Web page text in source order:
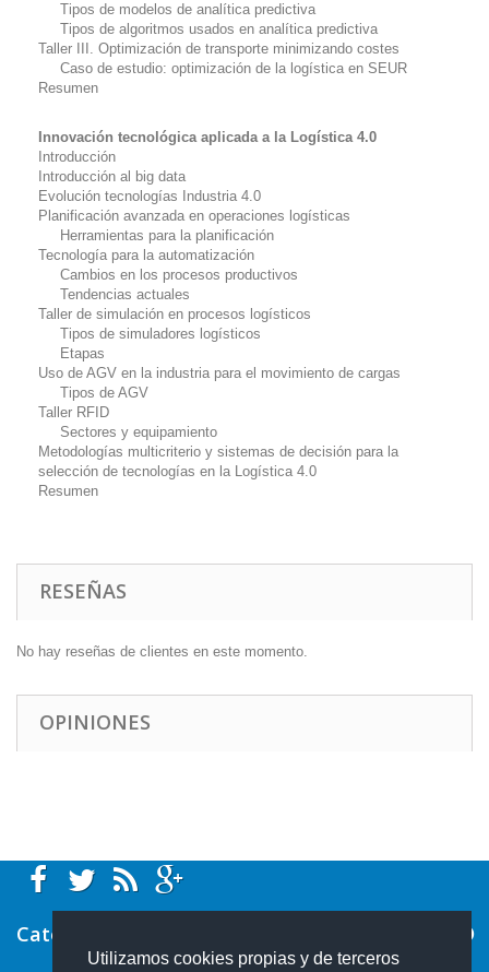
Utilizamos cookies propias y de terceros
Tipos de modelos de analítica predictiva
Tipos de algoritmos usados en analítica predictiva
Taller III. Optimización de transporte minimizando costes
Caso de estudio: optimización de la logística en SEUR
Resumen
Innovación tecnológica aplicada a la Logística 4.0
Introducción
Introducción al big data
Evolución tecnologías Industria 4.0
Planificación avanzada en operaciones logísticas
Herramientas para la planificación
Tecnología para la automatización
Cambios en los procesos productivos
Tendencias actuales
Taller de simulación en procesos logísticos
Tipos de simuladores logísticos
Etapas
Uso de AGV en la industria para el movimiento de cargas
Tipos de AGV
Taller RFID
Sectores y equipamiento
Metodologías multicriterio y sistemas de decisión para la
selección de tecnologías en la Logística 4.0
Resumen
RESEÑAS
No hay reseñas de clientes en este momento.
OPINIONES
Categorías